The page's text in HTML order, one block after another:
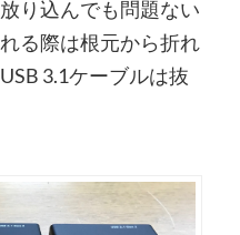
り込んでも問題ない
る際は根元から折れ
3.1ケーブルは抜